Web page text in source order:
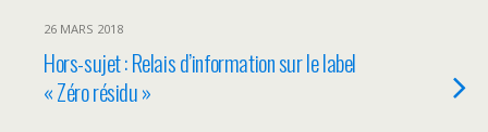
26 MARS 2018
Hors-sujet : Relais d’information sur le label
« Zéro résidu »